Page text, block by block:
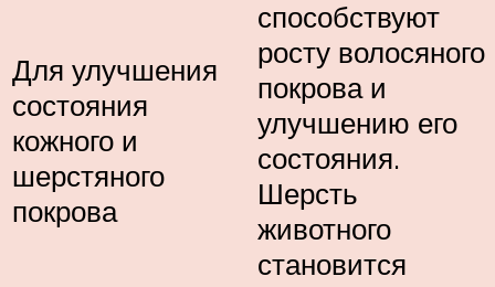
Для улучшения
состояния
кожного и
шерстяного
покрова
способствуют
росту волосяного
покрова и
улучшению его
состояния.
Шерсть
животного
становится